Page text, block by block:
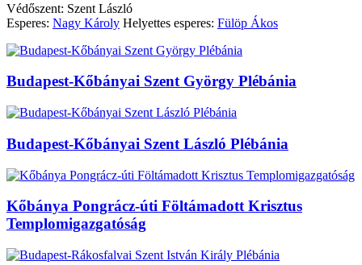
Védőszent: Szent László
Esperes: Nagy Károly Helyettes esperes: Fülöp Ákos
Budapest-Kőbányai Szent György Plébánia
Budapest-Kőbányai Szent László Plébánia
Kőbánya Pongrácz-úti Föltámadott Krisztus
Templomigazgatóság